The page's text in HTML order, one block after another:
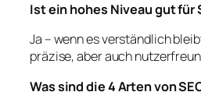
Ist ein hohes Niveau gut für
Ja – wenn es verständlich
präzise, aber auch
Was sind die 4 Arten von